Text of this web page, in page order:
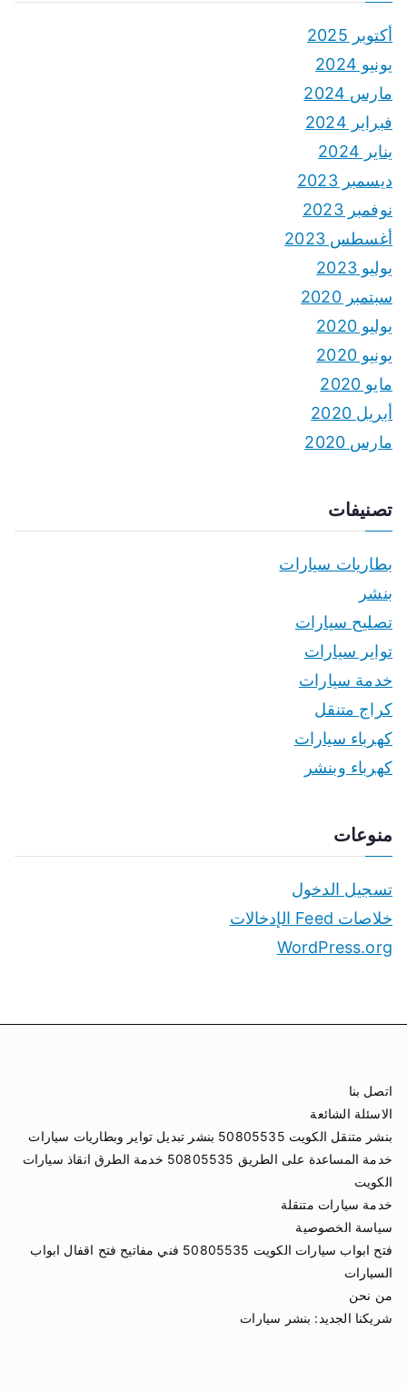
أكتوبر 2025
يونيو 2024
مارس 2024
فبراير 2024
يناير 2024
ديسمبر 2023
نوفمبر 2023
أغسطس 2023
يوليو 2023
سبتمبر 2020
يوليو 2020
يونيو 2020
مايو 2020
أبريل 2020
مارس 2020
تصنيفات
بطاريات سيارات
بنشر
تصليح سيارات
تواير سيارات
خدمة سيارات
كراج متنقل
كهرباء سيارات
كهرباء وبنشر
منوعات
تسجيل الدخول
خلاصات Feed الإدخالات
WordPress.org
اتصل بنا
الاسئلة الشائعة
بنشر متنقل الكويت 50805535 بنشر تبديل تواير وبطاريات سيارات
خدمة المساعدة على الطريق 50805535 خدمة الطرق انقاذ سيارات
الكويت
خدمة سيارات متنقلة
سياسة الخصوصية
فتح ابواب سيارات الكويت 50805535 فني مفاتيح فتح اقفال ابواب
السيارات
من نحن
شريكنا الجديد: بنشر سيارات